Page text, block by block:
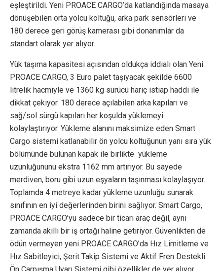
eşleştirildi. Yeni PROACE CARGO’da katlandığında masaya
dönüşebilen orta yolcu koltuğu, arka park sensörleri ve
180 derece geri görüş kamerası gibi donanımlar da
standart olarak yer alıyor.
Yük taşıma kapasitesi açısından oldukça iddialı olan Yeni
PROACE CARGO, 3 Euro palet taşıyacak şekilde 6600
litrelik hacmiyle ve 1360 kg sürücü hariç istiap haddi ile
dikkat çekiyor. 180 derece açılabilen arka kapıları ve
sağ/sol sürgü kapıları her koşulda yüklemeyi
kolaylaştırıyor. Yükleme alanını maksimize eden Smart
Cargo sistemi katlanabilir ön yolcu koltuğunun yanı sıra yük
bölümünde bulunan kapak ile birlikte yükleme
uzunluğununu ekstra 1162 mm artırıyor. Bu sayede
merdiven, boru gibi uzun eşyaların taşınması kolaylaşıyor.
Toplamda 4 metreye kadar yükleme uzunluğu sunarak
sınıfının en iyi değerlerinden birini sağlıyor. Smart Cargo,
PROACE CARGO’yu sadece bir ticari araç değil, aynı
zamanda akıllı bir iş ortağı haline getiriyor. Güvenlikten de
ödün vermeyen yeni PROACE CARGO’da Hız Limitleme ve
Hız Sabitleyici, Şerit Takip Sistemi ve Aktif Fren Destekli